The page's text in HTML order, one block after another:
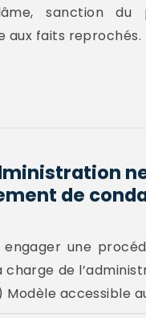
sanction
aux faits reprochés.
de
engager une
charge de
accessible